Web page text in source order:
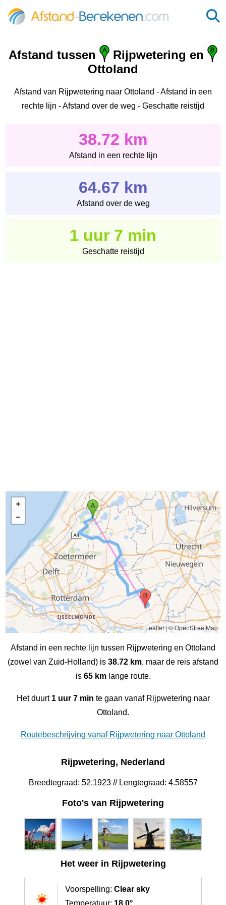
Afstand tussen
Rijpwetering en
Ottoland
Afstand van Rijpwetering naar Ottoland - Afstand in een
rechte lijn - Afstand over de weg - Geschatte reistijd
38.72 km
Afstand in een rechte lijn
64.67 km
Afstand over de weg
1 uur 7 min
Geschatte reistijd
Leaflet|© OpenStreetMap
Afstand in een rechte lijn tussen Rijpwetering en Ottoland
(zowel van Zuid-Holland) is 38.72 km, maar de reis afstand
is 65 kmlange route.
Het duurt 1 uur 7 min te gaan vanaf Rijpwetering naar
Ottoland.
Routebeschrijving vanaf Rijpwetering naar Ottoland
Rijpwetering, Nederland
Breedtegraad: 52.1923 // Lengtegraad: 4.58557
Foto's van Rijpwetering
Het weer in Rijpwetering
Voorspelling: Clear sky